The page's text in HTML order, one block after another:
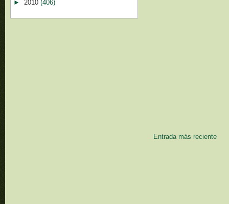
Entrada más reciente
► 2010 (406)